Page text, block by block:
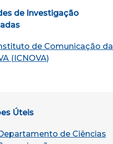
de Investigação
de Comunicação da
(ICNOVA)
Úteis
de Ciências